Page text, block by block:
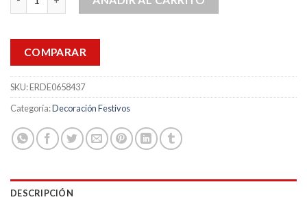
COMPARAR
SKU:ERDE0658437
Categoría:Decoración Festivos
DESCRIPCIÓN